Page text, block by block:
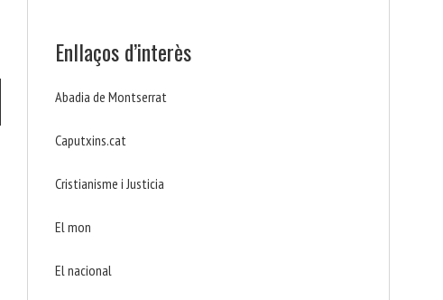
Enllaços d’interès
Abadia de Montserrat
Caputxins.cat
Cristianisme i Justicia
El mon
El nacional